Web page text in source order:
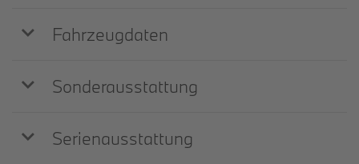
Fahrzeugdaten
Sonderausstattung
Serienausstattung